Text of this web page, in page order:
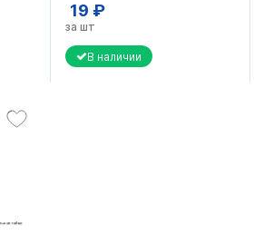
19 ₽
за шт
В наличии